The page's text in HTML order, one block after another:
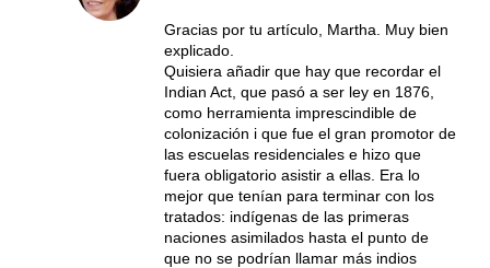
Gracias por tu artículo, Martha. Muy bien
explicado.
Quisiera añadir que hay que recordar el
Indian Act, que pasó a ser ley en 1876,
como herramienta imprescindible de
colonización i que fue el gran promotor de
las escuelas residenciales e hizo que
fuera obligatorio asistir a ellas. Era lo
mejor que tenían para terminar con los
tratados: indígenas de las primeras
naciones asimilados hasta el punto de
que no se podrían llamar más indios